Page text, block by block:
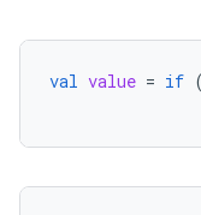
val value = if (